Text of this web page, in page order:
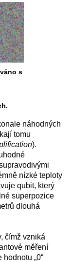
s
náhodných
tomu
).
nízké teploty
qubit, který
superpozice
dlouhá
čímž vzniká
měření
„0“